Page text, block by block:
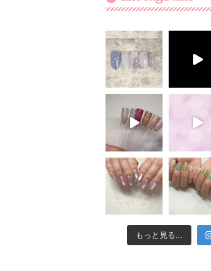
もっと見る...